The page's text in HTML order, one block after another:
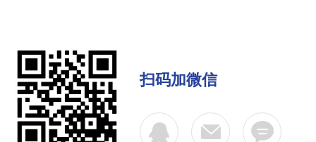
扫码加微信